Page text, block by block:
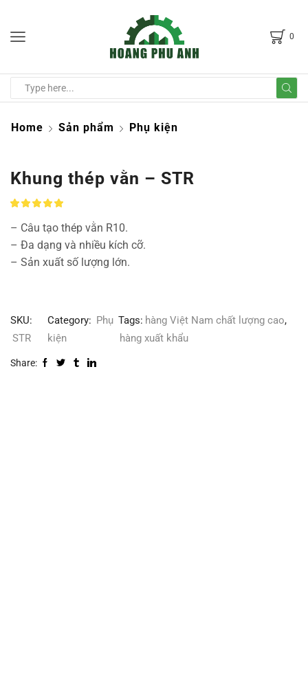
0
Home Sản phẩm Phụ kiện
Khung thép vằn – STR
– Câu tạo thép vằn R10.
– Đa dạng và nhiều kích cỡ.
– Sản xuất số lượng lớn.
SKU:
STR
Category: Phụ
kiện
Tags: hàng Việt Nam chất lượng cao,
hàng xuất khẩu
Share: